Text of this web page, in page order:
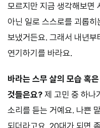
모르지만 지금 생각해보면
아닌 일로 스스로를 괴롭
보냈거든요. 그래서 내년
연기하기를 바라요.
바라는 스무 살의 모습 혹
것들은요? 제 고민 중 하나
소리를 듣는 거예요. 나쁜
되더라고요. 20대가 되면